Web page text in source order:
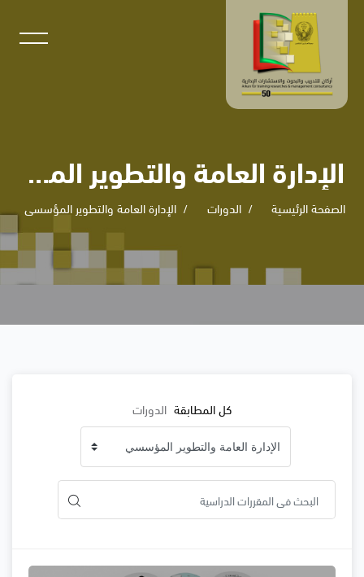
الإدارة العامة والتطوير المؤسسي
الصفحة الرئيسية الدورات الإدارة العامة والتطوير المؤسسي
كل المطابقة الدورات